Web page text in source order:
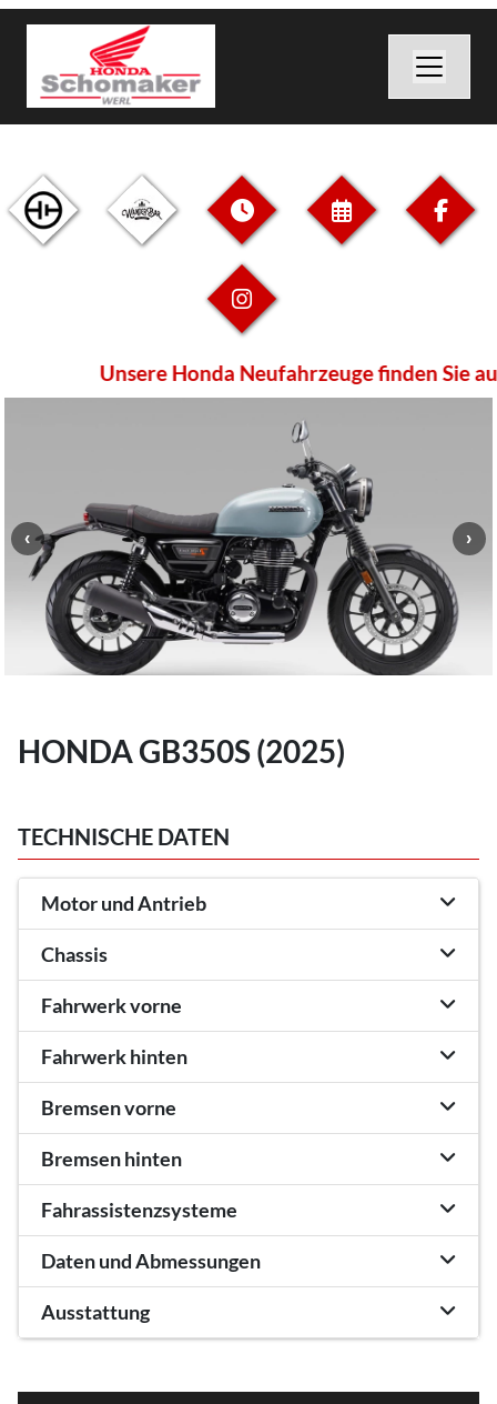
Unsere Honda Neufahrzeuge finden Sie
HONDA GB350S (2025)
TECHNISCHE DATEN
Motor und Antrieb
Chassis
Fahrwerk vorne
Fahrwerk hinten
Bremsen vorne
Bremsen hinten
Fahrassistenzsysteme
Daten und Abmessungen
Ausstattung